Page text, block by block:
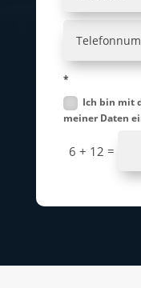
*
Ich bin mit
meiner Daten
6 + 12 =